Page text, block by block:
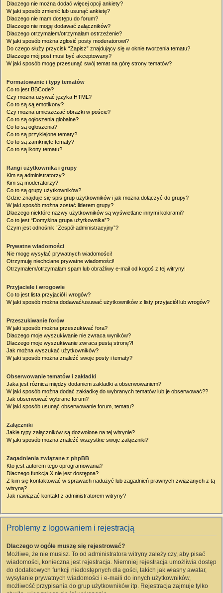
Dlaczego nie można dodać więcej opcji ankiety?
W jaki sposób zmienić lub usunąć ankietę?
Dlaczego nie mam dostępu do forum?
Dlaczego nie mogę dodawać załączników?
Dlaczego otrzymałem/otrzymałam ostrzeżenie?
W jaki sposób można zgłosić posty moderatorowi?
Do czego służy przycisk “Zapisz” znajdujący się w oknie tworzenia tematu?
Dlaczego mój post musi być akceptowany?
W jaki sposób mogę przesunąć swój temat na górę strony tematów?
Formatowanie i typy tematów
Co to jest BBCode?
Czy można używać języka HTML?
Co to są są emotikony?
Czy można umieszczać obrazki w poście?
Co to są ogłoszenia globalne?
Co to są ogłoszenia?
Co to są przyklejone tematy?
Co to są zamknięte tematy?
Co to są ikony tematu?
Rangi użytkownika i grupy
Kim są administratorzy?
Kim są moderatorzy?
Co to są grupy użytkowników?
Gdzie znajduje się spis grup użytkowników i jak można dołączyć do grupy?
W jaki sposób można zostać liderem grupy?
Dlaczego niektóre nazwy użytkowników są wyświetlane innymi kolorami?
Co to jest “Domyślna grupa użytkownika”?
Czym jest odnośnik “Zespół administracyjny”?
Prywatne wiadomości
Nie mogę wysyłać prywatnych wiadomości!
Otrzymuję niechciane prywatne wiadomości!
Otrzymałem/otrzymałam spam lub obraźliwy e-mail od kogoś z tej witryny!
Przyjaciele i wrogowie
Co to jest lista przyjaciół i wrogów?
W jaki sposób można dodawać/usuwać użytkowników z listy przyjaciół lub wrogów?
Przeszukiwanie forów
W jaki sposób można przeszukiwać fora?
Dlaczego moje wyszukiwanie nie zwraca wyników?
Dlaczego moje wyszukiwanie zwraca pustą stronę?!
Jak można wyszukać użytkowników?
W jaki sposób można znaleźć swoje posty i tematy?
Obserwowanie tematów i zakładki
Jaka jest różnica między dodaniem zakładki a obserwowaniem?
W jaki sposób można dodać zakładkę do wybranych tematów lub je obserwować??
Jak obserwować wybrane forum?
W jaki sposób usunąć obserwowanie forum, tematu?
Załączniki
Jakie typy załączników są dozwolone na tej witrynie?
W jaki sposób można znaleźć wszystkie swoje załączniki?
Zagadnienia związane z phpBB
Kto jest autorem tego oprogramowania?
Dlaczego funkcja X nie jest dostępna?
Z kim się kontaktować w sprawach nadużyć lub zagadnień prawnych związanych z tą
witryną?
Jak nawiązać kontakt z administratorem witryny?
Problemy z logowaniem i rejestracją
Dlaczego w ogóle muszę się rejestrować?
Możliwe, że nie musisz. To od administratora witryny zależy czy, aby pisać
wiadomości, konieczna jest rejestracja. Niemniej rejestracja umożliwia dostęp
do dodatkowych funkcji niedostępnych dla gości, takich jak własny awatar,
wysyłanie prywatnych wiadomości i e-maili do innych użytkowników,
możliwość przypisania do grup użytkowników itp. Rejestracja zajmuje tylko